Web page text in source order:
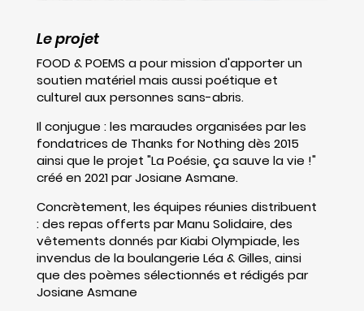
Le projet
FOOD & POEMS a pour mission d'apporter un
soutien matériel mais aussi poétique et
culturel aux personnes sans-abris.
Il conjugue : les maraudes organisées par les
fondatrices de Thanks for Nothing dès 2015
ainsi que le projet "La Poésie, ça sauve la vie !"
créé en 2021 par Josiane Asmane.
Concrètement, les équipes réunies distribuent
: des repas offerts parManu Solidaire, des
vêtements donnés par Kiabi Olympiade, les
invendus de la boulangerie Léa & Gilles, ainsi
que des poèmes sélectionnés et rédigés par
Josiane Asmane